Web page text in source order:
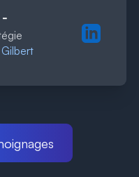
Profil